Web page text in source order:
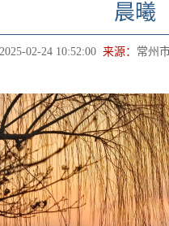
晨曦
2025-02-24 10:52:00 来源： 常州